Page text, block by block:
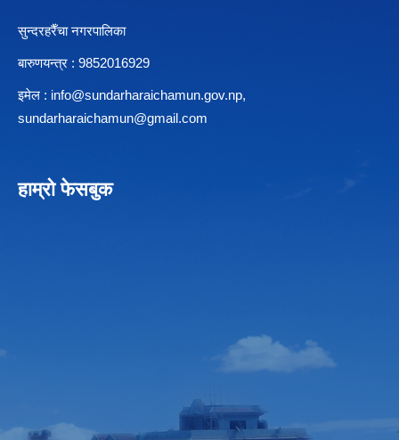
सुन्दरहरैँचा नगरपालिका
बारुणयन्त्र : 9852016929
इमेल : info@sundarharaichamun.gov.np,
sundarharaichamun@gmail.com
हाम्रो फेसबुक